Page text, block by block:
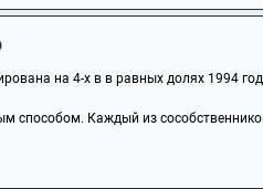
на 4-х в в равных долях 1994
способом. Каждый из